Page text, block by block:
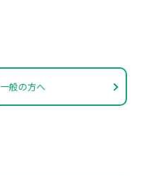
一般の方へ